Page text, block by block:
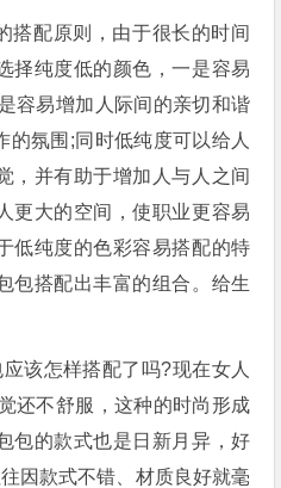
搭配原则，由于很长的时间
择纯度低的颜色，一是容易
容易增加人际间的亲切和谐
的氛围;同时低纯度可以给人
，并有助于增加人与人之间
更大的空间，使职业更容易
低纯度的色彩容易搭配的特
包搭配出丰富的组合。给生
该怎样搭配了吗?现在女人
还不舒服，这种的时尚形成
包的款式也是日新月异，好
因款式不错、材质良好就毫